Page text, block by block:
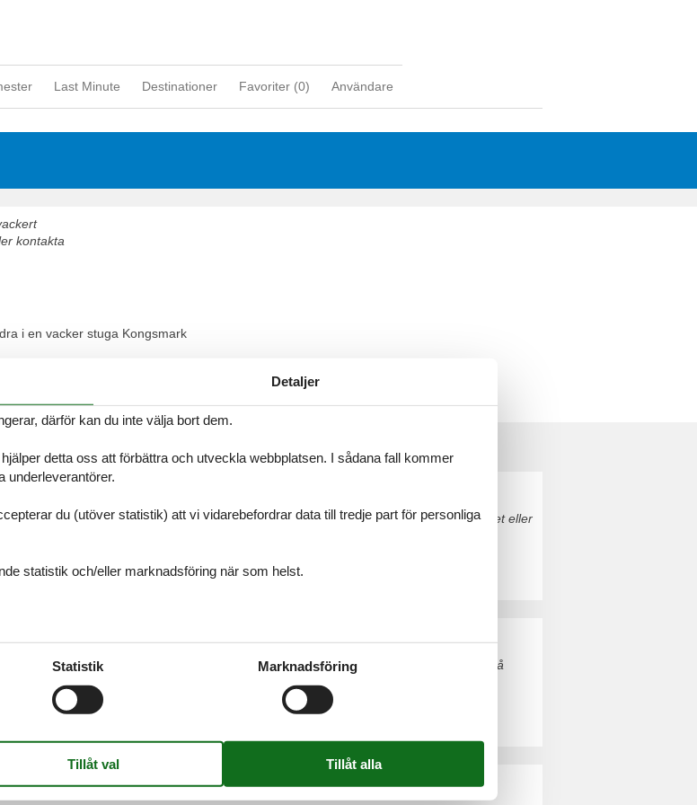
Last Minute Destinationer Favoriter (0) Användare
kontakta
i en vacker stuga Kongsmark
det största urvalet av vackert belägna stugor Rømø. Boka enkelt och säkert på nätet eller
det största urvalet av vackert belägna stugor Vesterhavet. Boka enkelt och säkert på
Detaljer
därför kan du inte välja bort dem.
detta oss att förbättra och utveckla webbplatsen. I sådana fall kommer
underleverantörer.
du (utöver statistik) att vi vidarebefordrar data till tredje part för personliga
statistik och/eller marknadsföring när som helst.
Statistik Marknadsföring